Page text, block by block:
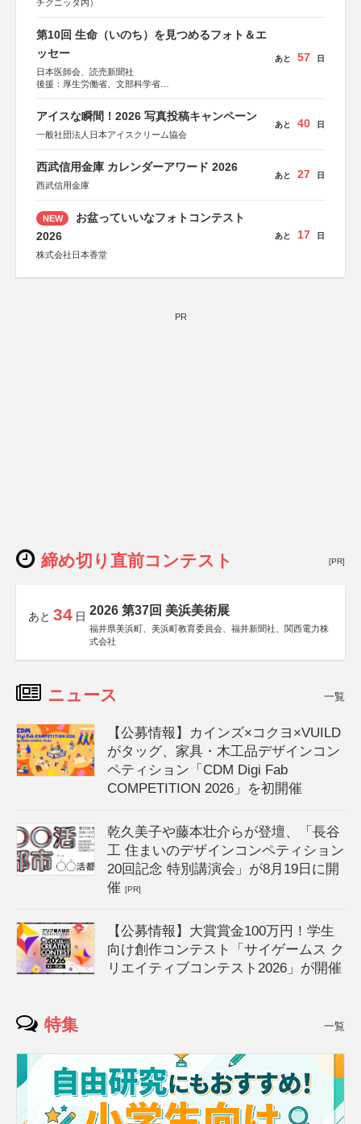
チグニッタ内）
第10回 生命（いのち）を見つめるフォト＆エ
ッセー
日本医師会、読売新聞社
後援：厚生労働省、文部科学省
あと 57 日
アイスな瞬間！2026 写真投稿キャンペーン
一般社団法人日本アイスクリーム協会
あと 40 日
西武信用金庫 カレンダーアワード 2026
西武信用金庫
あと 27 日
NEW
お盆っていいなフォトコンテスト
2026
株式会社日本香堂
あと 17 日
PR
締め切り直前コンテスト [PR]
あと 34 日 2026 第37回 美浜美術展
福井県美浜町、美浜町教育委員会、福井新聞社、関西電力株
式会社
ニュース 一覧
【公募情報】カインズ×コクヨ×VUILD
がタッグ、家具・木工品デザインコン
ペティション「CDM Digi Fab
COMPETITION 2026」を初開催
乾久美子や藤本壮介らが登壇、「長谷
工 住まいのデザインコンペティション
20回記念 特別講演会」が8月19日に開
催[PR]
【公募情報】大賞賞金100万円！学生
向け創作コンテスト「サイゲームス ク
リエイティブコンテスト2026」が開催
特集 一覧